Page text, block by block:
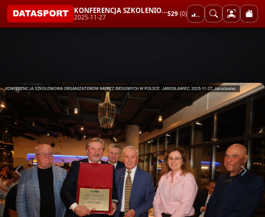
KONFERENCJA SZKOLENIOWA ORGANIZATORÓW IMPREZ BIEGOWYCH W POLSCE JAROSŁAWIEC
2025-11-27 529 (0)